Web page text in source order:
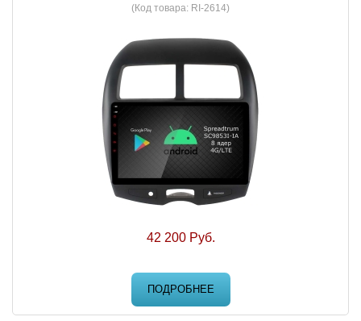
(Код товара: RI-2614)
42 200 Руб.
ПОДРОБНЕЕ